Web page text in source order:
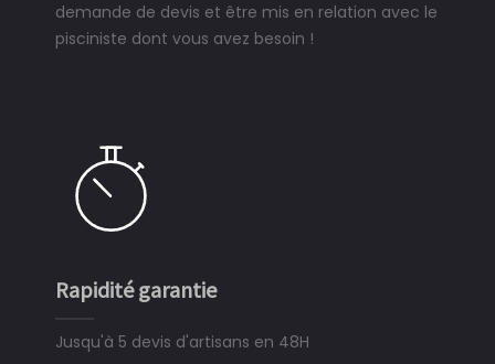
demande de devis et être mis en relation avec le
pisciniste dont vous avez besoin !
Rapidité garantie
Jusqu'à 5 devis d'artisans en 48H